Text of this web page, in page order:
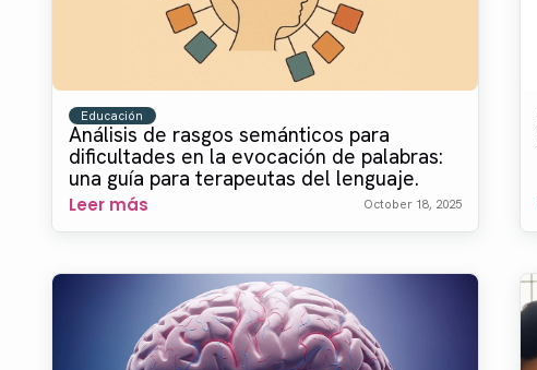
Educación
Análisis de rasgos semánticos para
dificultades en la evocación de palabras:
una guía para terapeutas del lenguaje.
Leer más October 18, 2025